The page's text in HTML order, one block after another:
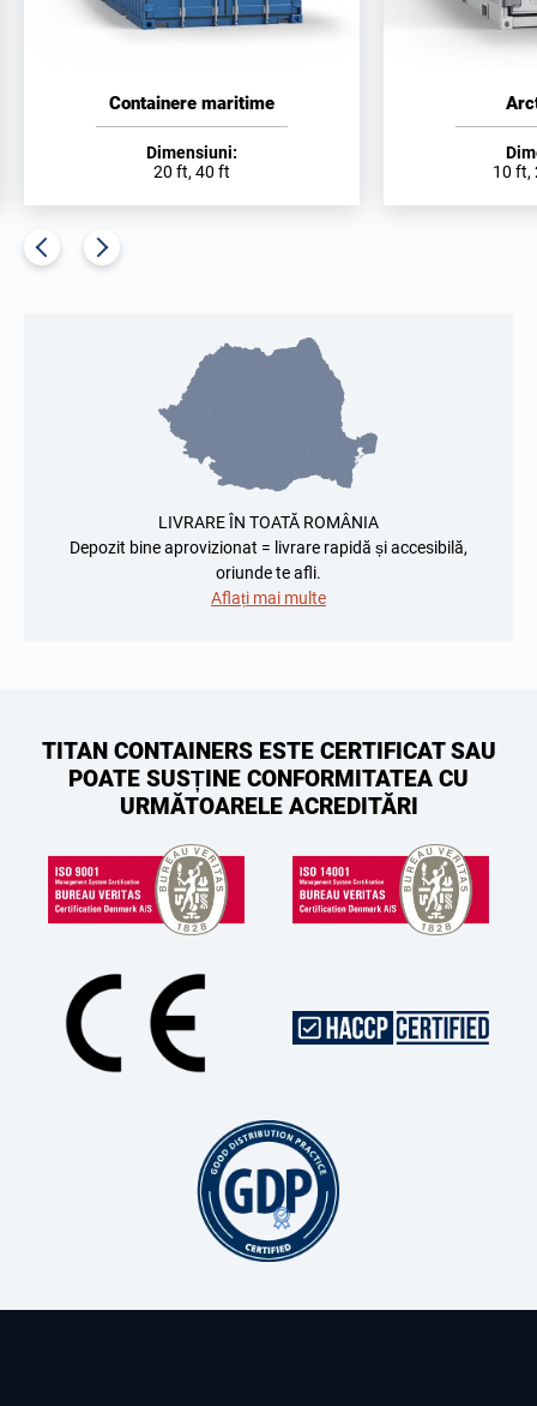
Containere maritime
Dimensiuni:
20 ft, 40 ft
10 ft,
LIVRARE ÎN TOATĂ ROMÂNIA
Depozit bine aprovizionat = livrare rapidă și accesibilă,
oriunde te afli.
Aflați mai multe
TITAN CONTAINERS ESTE CERTIFICAT SAU
POATE SUSȚINE CONFORMITATEA CU
URMĂTOARELE ACREDITĂRI